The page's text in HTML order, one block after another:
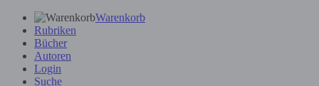
Warenkorb
Rubriken
Bücher
Autoren
Login
Suche